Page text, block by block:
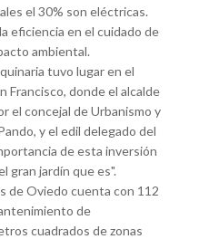
el 30% son eléctricas.
eficiencia en el cuidado de
ambiental.
tuvo lugar en el
Francisco, donde el alcalde
el concejal de Urbanismo y
y el edil delegado del
de esta inversión
gran jardín que es".
de Oviedo cuenta con 112
de
cuadrados de zonas